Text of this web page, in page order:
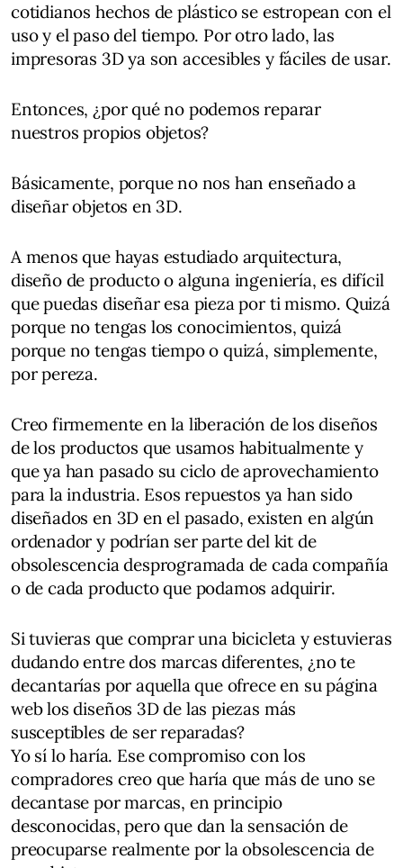
cotidianos hechos de plástico se estropean con el
uso y el paso del tiempo. Por otro lado, las
impresoras 3D ya son accesibles y fáciles de usar.
Entonces, ¿por qué no podemos reparar
nuestros propios objetos?
Básicamente, porque no nos han enseñado a
diseñar objetos en 3D.
A menos que hayas estudiado arquitectura,
diseño de producto o alguna ingeniería, es difícil
que puedas diseñar esa pieza por ti mismo. Quizá
porque no tengas los conocimientos, quizá
porque no tengas tiempo o quizá, simplemente,
por pereza.
Creo firmemente en la liberación de los diseños
de los productos que usamos habitualmente y
que ya han pasado su ciclo de aprovechamiento
para la industria. Esos repuestos ya han sido
diseñados en 3D en el pasado, existen en algún
ordenador y podrían ser parte del kit de
obsolescencia desprogramada de cada compañía
o de cada producto que podamos adquirir.
Si tuvieras que comprar una bicicleta y estuvieras
dudando entre dos marcas diferentes, ¿no te
decantarías por aquella que ofrece en su página
web los diseños 3D de las piezas más
susceptibles de ser reparadas?
Yo sí lo haría. Ese compromiso con los
compradores creo que haría que más de uno se
decantase por marcas, en principio
desconocidas, pero que dan la sensación de
preocuparse realmente por la obsolescencia de